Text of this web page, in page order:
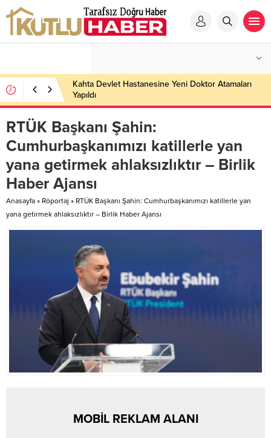
Kahta Devlet Hastanesine Yeni Doktor Atamaları
Yapıldı
RTÜK Başkanı Şahin:
Cumhurbaşkanımızı katillerle yan
yana getirmek ahlaksızlıktır – Birlik
Haber Ajansı
Anasayfa » Röportaj » RTÜK Başkanı Şahin: Cumhurbaşkanımızı katillerle yan
yana getirmek ahlaksızlıktır – Birlik Haber Ajansı
MOBİL REKLAM ALANI